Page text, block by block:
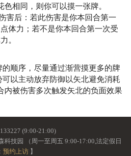
相同，则你可以摸一张牌。
害后：若此伤害是你本回合第一
体力；若不是你本回合第一次受
。
顺序，尽量通过渐营摸更多的牌
以主动放弃防御以矢北避免消耗
内被伤害多次触发矢北的负面效果
(9:00-21:00)
科技园 （周一至周五 9:00-17:00,法定假日
预约上访】